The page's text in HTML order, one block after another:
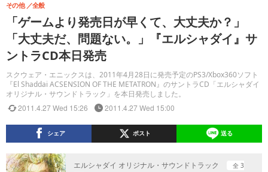
「ゲームより発売日が早くて、大丈夫か？」
「大丈夫だ、問題ない。」『エルシャダイ』サ
ントラCD本日発売
スクウェア・エニックスは、2011年4月28日に発売予定のPS3/Xbox360ソフト
『El Shaddai ACSENSION OF THE METATRON』のサントラCD「エルシャダイ
オリジナル・サウンドトラック」を本日発売しました。
その他 全般
2011.4.27 Wed 15:26 2011.4.27 Wed 15:00
シェア ポスト 送る
エルシャダイ オリジナル・サウンドトラック
全 3